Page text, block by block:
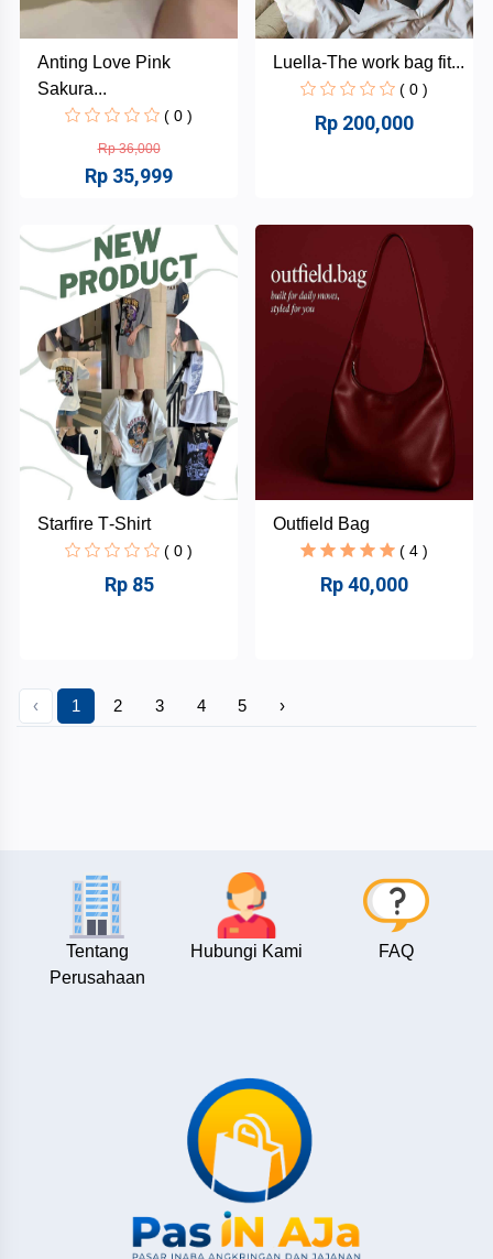
Anting Love Pink
Sakura...
( 0 )
Rp 36,000
Rp 35,999
Luella-The work bag fit...
( 0 )
Rp 200,000
Starfire T‑Shirt
( 0 )
Rp 85
Outfield Bag
( 4 )
Rp 40,000
‹ 1 2 3 4 5 ›
Tentang
Perusahaan
Hubungi Kami FAQ